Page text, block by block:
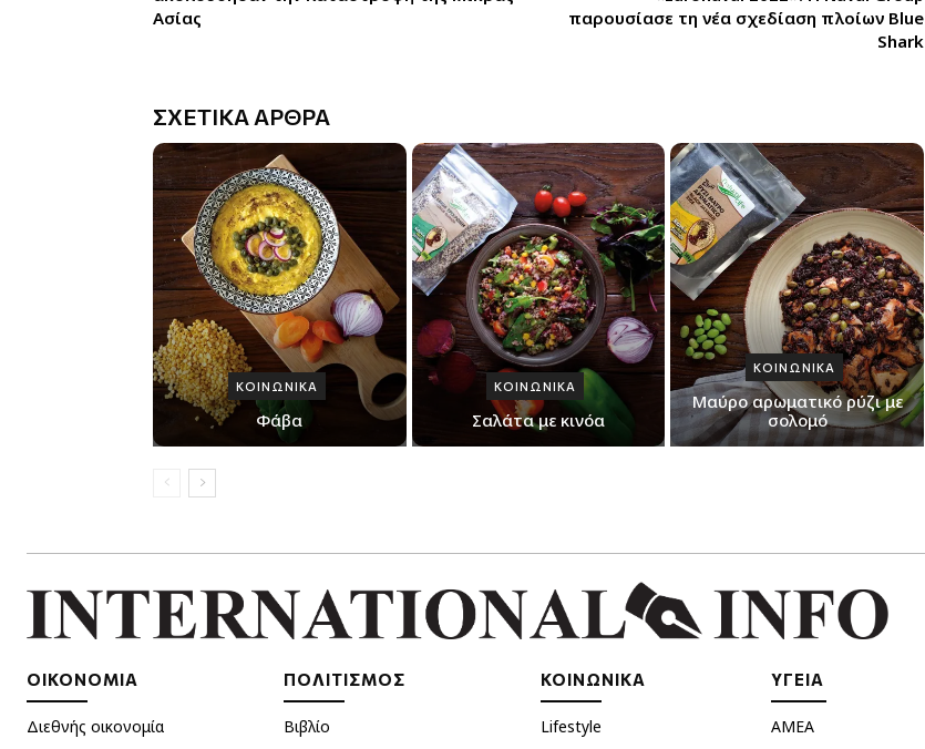
Ασίας
παρουσίασε τη νέα σχεδίαση πλοίων Blue
Shark
ΣΧΕΤΙΚΑ ΑΡΘΡΑ
ΚΟΙΝΩΝΙΚΑ
Φάβα
ΚΟΙΝΩΝΙΚΑ
Σαλάτα με κινόα
ΚΟΙΝΩΝΙΚΑ
Μαύρο αρωματικό ρύζι με
σολομό
ΟΙΚΟΝΟΜΙΑ
Διεθνής οικονομία
ΠΟΛΙΤΙΣΜΟΣ
Βιβλίο
ΚΟΙΝΩΝΙΚΑ
Lifestyle
ΥΓΕΙΑ
ΑΜΕΑ